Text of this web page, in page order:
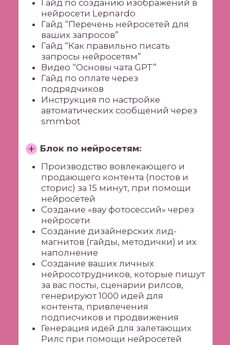
pro-astro@mail.ru
Условия и политика
конфиденциальности
Договор оферты
*Деятельность Meta Platforms Inc. по
реализации социальной сети Instagram
запрещена по основаниям, предусмотренным
ФЗ от 25.07.2002 № 114-ФЗ «О противодействии
экстремистской деятельности»